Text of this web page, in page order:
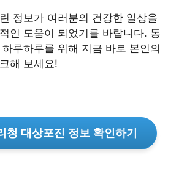
정보가 여러분의 건강한 일상을
인 도움이 되었기를 바랍니다. 통
루하루를 위해 지금 바로 본인의
해 보세요!
청 대상포진 정보 확인하기